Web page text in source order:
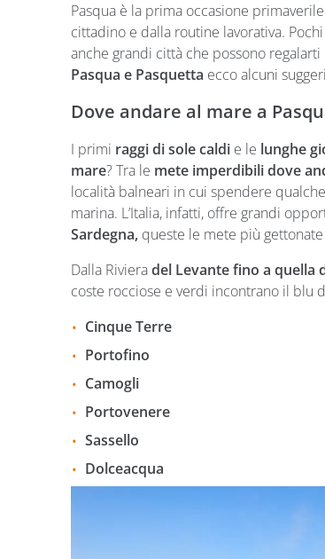
Pasqua è la prima occasione
cittadino e dalla routine lavorativa.
anche grandi città che possono
Pasqua e Pasquetta ecco alcuni
Dove andare al mare a
I primi raggi di sole caldi e le lunghe
mare? Tra le mete imperdibili dove
località balneari in cui spendere
marina. L’Italia, infatti, offre grandi
Sardegna, queste le mete più
Dalla Rivieradel Levante fino a quella
coste rocciose e verdi incontrano il blu
Cinque Terre
Portofino
Camogli
Portovenere
Sassello
Dolceacqua